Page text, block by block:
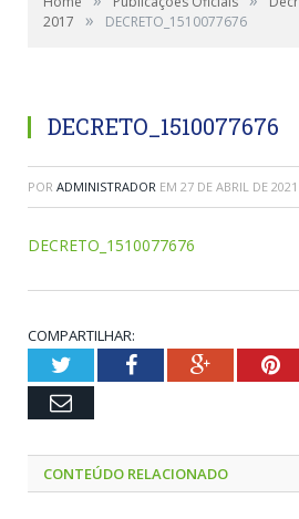
2017
» DECRETO_1510077676
DECRETO_1510077676
POR ADMINISTRADOR EM 27 DE ABRIL DE 2021
DECRETO_1510077676
COMPARTILHAR:
TwitterFacebookGoogle+
Email
CONTEÚDO RELACIONADO